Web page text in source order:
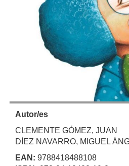
Autor/es
CLEMENTE GÓMEZ, JUAN
DÍEZ NAVARRO, MIGUEL
EAN: 9788418488108